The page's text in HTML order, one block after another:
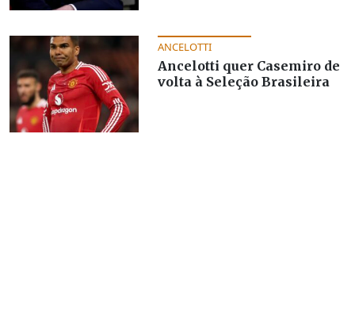
ANCELOTTI
Ancelotti quer Casemiro de
volta à Seleção Brasileira